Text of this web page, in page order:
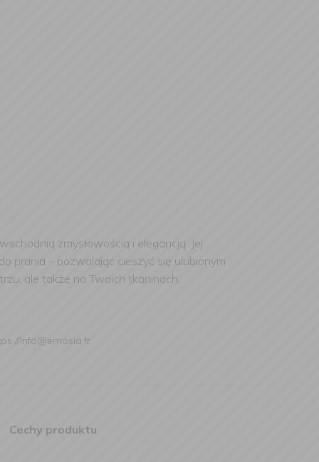
zmysłowością i elegancją. Jej
prania – pozwalając cieszyć się ulubionym
ale także na Twoich tkaninach.
info@emosia.fr
Cechy produktu